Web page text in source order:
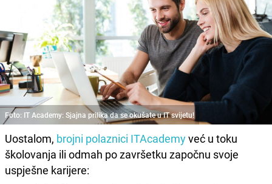
Foto: IT Academy: Sjajna prilika da se okušate u IT svijetu!
Uostalom, brojni polaznici ITAcademyveć u toku
školovanja ili odmah po završetku započnu svoje
uspješne karijere: